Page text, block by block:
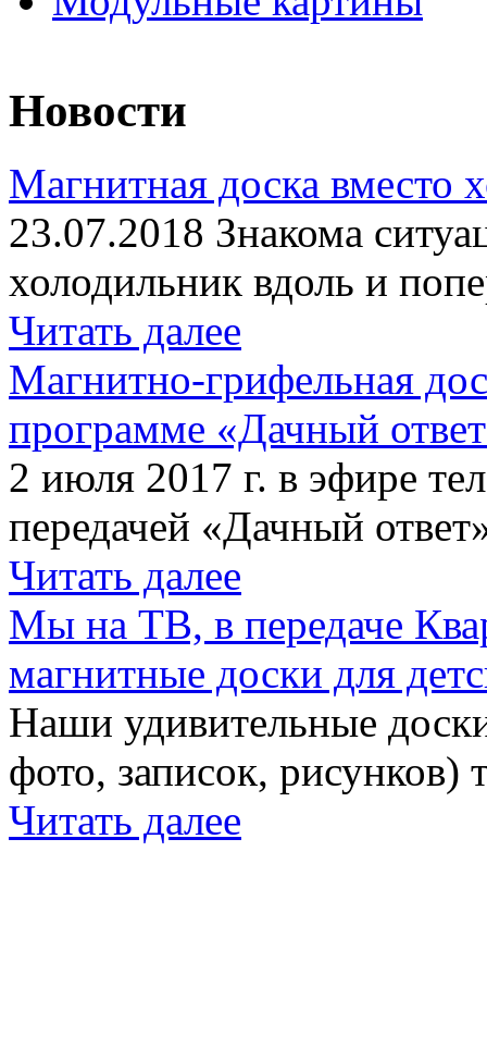
Новости
Магнитная доска вместо
23.07.2018 Знакома
холодильник вдоль и
Читать далее
Магнитно-грифельная
программе «Дачный
2 июля 2017 г. в эфире
передачей «Дачный
Читать далее
Мы на ТВ, в передаче
магнитные доски для
Наши удивительные
фото, записок,
Читать далее